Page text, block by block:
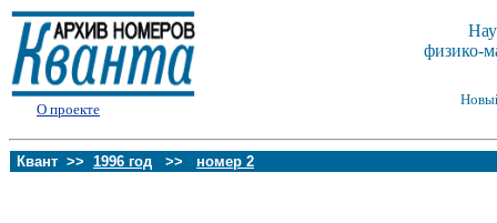
О проекте
физико-
Квант >> 1996 год >> номер 2